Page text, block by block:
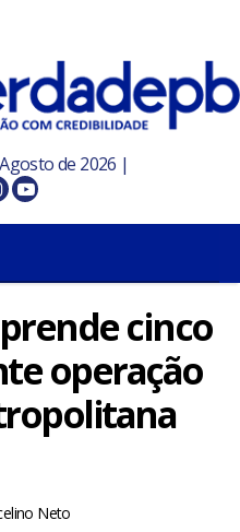
de 2026 |
cinco
operação
Neto